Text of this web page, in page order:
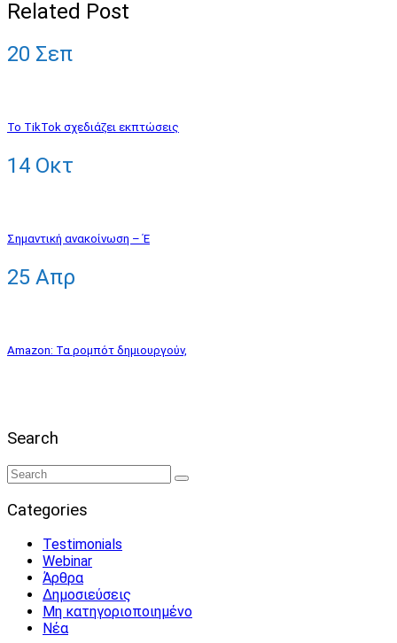
Related Post
20 Σεπ
Το TikTok σχεδιάζει εκπτώσεις
14 Οκτ
Σημαντική ανακοίνωση – Έ
25 Απρ
Αmazon: Τα ρομπότ δημιουργούν,
Search
Categories
Testimonials
Webinar
Άρθρα
Δημοσιεύσεις
Μη κατηγοριοποιημένο
Νέα